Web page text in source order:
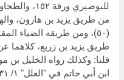
من طريق يزيد بن هارون،
طريق يزيد بن زريع، كلاهما
قلنا: وكذلك رواه الخليل